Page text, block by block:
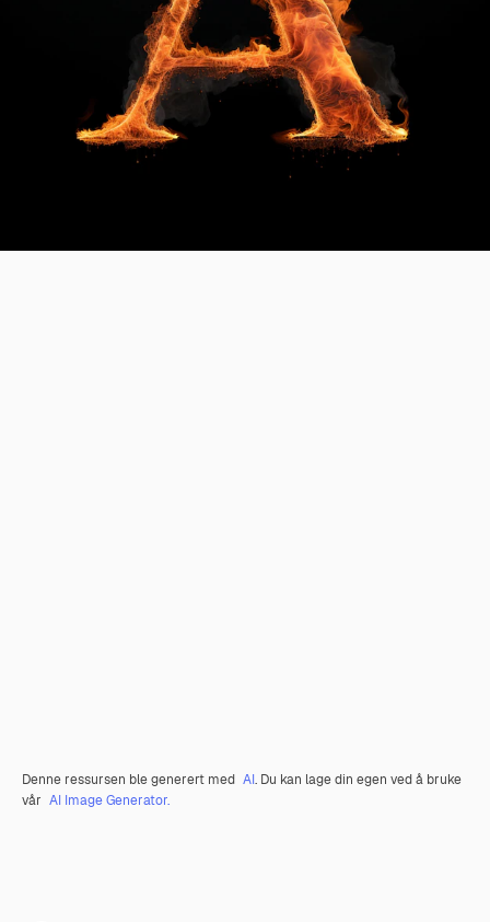
Denne ressursen ble generert med AI. Du kan lage din egen ved å bruke
vår AI Image Generator.